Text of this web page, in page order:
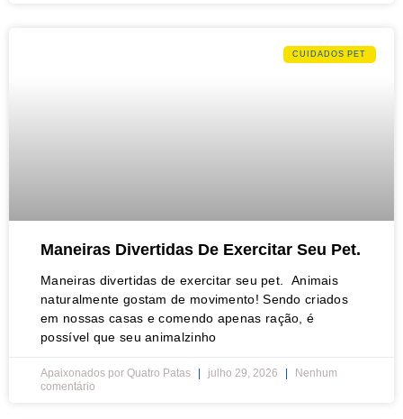
CUIDADOS PET
Maneiras Divertidas De Exercitar Seu Pet.
Maneiras divertidas de exercitar seu pet. Animais
naturalmente gostam de movimento! Sendo criados
em nossas casas e comendo apenas ração, é
possível que seu animalzinho
Apaixonados por Quatro Patas julho 29, 2026
Nenhum
comentário